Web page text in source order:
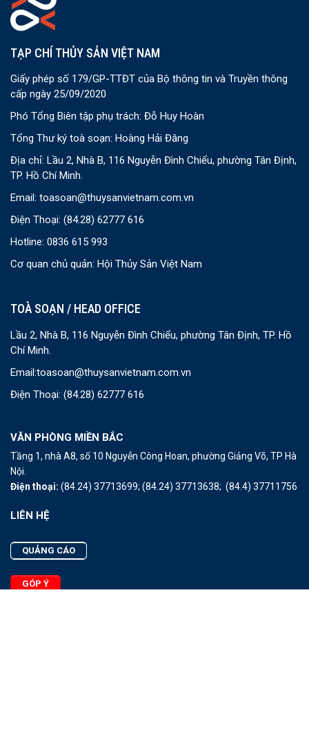
TẠP CHÍ THỦY SẢN VIỆT NAM
Giấy phép số 179/GP-TTĐT của Bộ thông tin và Truyền thông
cấp ngày 25/09/2020
Phó Tổng Biên tập phụ trách: Đỗ Huy Hoàn
Tổng Thư ký toà soạn: Hoàng Hải Đăng
Địa chỉ: Lầu 2, Nhà B, 116 Nguyễn Đình Chiểu, phường Tân Định,
TP. Hồ Chí Minh.
Email: toasoan@thuysanvietnam.com.vn
Điện Thoại: (84.28) 62777 616
Hotline: 0836 615 993
Cơ quan chủ quản: Hội Thủy Sản Việt Nam
TOÀ SOẠN / HEAD OFFICE
Lầu 2, Nhà B, 116 Nguyễn Đình Chiểu, phường Tân Định, TP. Hồ
Chí Minh.
Email:toasoan@thuysanvietnam.com.vn
Điện Thoại: (84.28) 62777 616
VĂN PHÒNG MIỀN BẮC
Tầng 1, nhà A8, số 10 Nguyễn Công Hoan, phường Giảng Võ, TP Hà
Nội.
Điện thoại: (84.24) 37713699; (84.24) 37713638; (84.4) 37711756
LIÊN HỆ
QUẢNG CÁO
GÓP Ý